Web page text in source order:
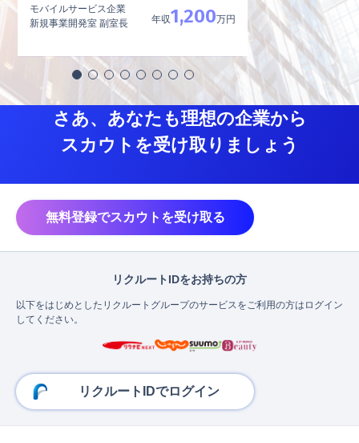
モバイルサービス企業
新規事業開発室 副室長
年収1,200万円
内資系製薬メーカー
品質管理責任者
さあ、あなたも理想の企業から
スカウトを受け取りましょう
無料登録でスカウトを受け取る
リクルートIDをお持ちの方
以下をはじめとしたリクルートグループのサービスをご利用の方はログイン
してください。
リクルートIDでログイン